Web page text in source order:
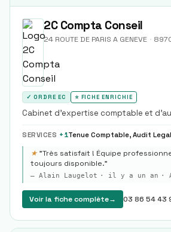
2C Compta Conseil
24 ROUTE DE PARIS A GENEVE ·
✓ ORDRE EC ⭐ FICHE ENRICHIE
Cabinet d'expertise comptable et
Dannemoine, dédié aux TPE, PME et ETI.
SERVICES + 1
★ "Très satisfait ! Équipe
toujours disponible."
— Alain Laugelot · il y a un an ·
Voir la fiche complète→ 03 86 54 43